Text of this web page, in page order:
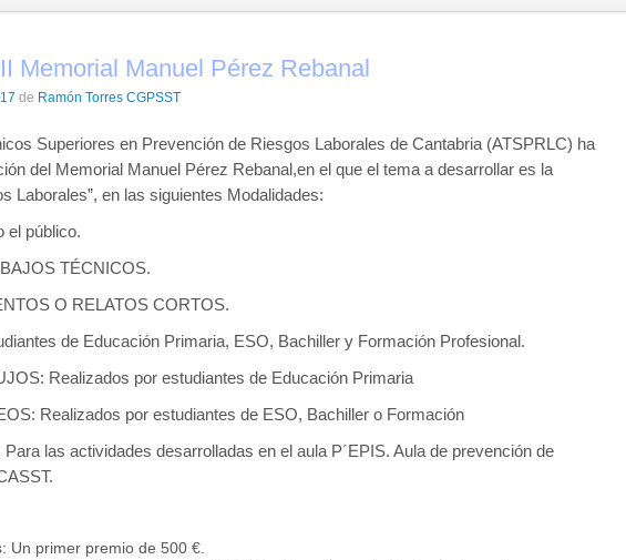
Memorial Manuel Pérez Rebanal
de Ramón Torres CGPSST
Superiores en Prevención de Riesgos Laborales de Cantabria (ATSPRLC) ha
del Memorial Manuel Pérez Rebanal,en el que el tema a desarrollar es la
Laborales”, en las siguientes Modalidades:
el público.
TÉCNICOS.
O RELATOS CORTOS.
de Educación Primaria, ESO, Bachiller y Formación Profesional.
Realizados por estudiantes de Educación Primaria
Realizados por estudiantes de ESO, Bachiller o Formación
las actividades desarrolladas en el aula P´EPIS. Aula de prevención de
Un primer premio de 500 €.